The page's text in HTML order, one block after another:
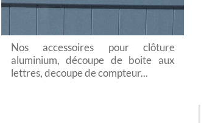
Nos accessoires pour clôture
aluminium, découpe de boite aux
lettres, decoupe de compteur...